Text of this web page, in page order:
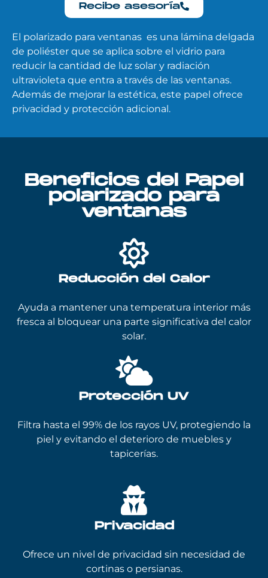
Recibe asesoría
El polarizado para ventanas es una lámina delgada
de poliéster que se aplica sobre el vidrio para
reducir la cantidad de luz solar y radiación
ultravioleta que entra a través de las ventanas.
Además de mejorar la estética, este papel ofrece
privacidad y protección adicional.
Beneficios del Papel
polarizado para
ventanas
Reducción del Calor
Ayuda a mantener una temperatura interior más
fresca al bloquear una parte significativa del calor
solar.
Protección UV
Filtra hasta el 99% de los rayos UV, protegiendo la
piel y evitando el deterioro de muebles y
tapicerías.
Privacidad
Ofrece un nivel de privacidad sin necesidad de
cortinas o persianas.